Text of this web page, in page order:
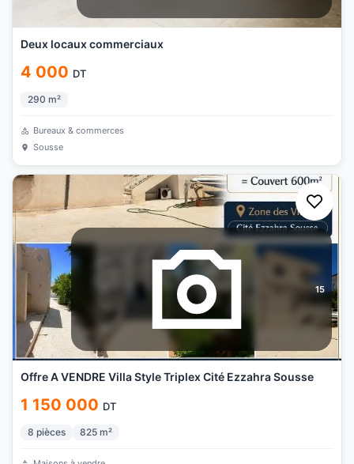
Deux locaux commerciaux
4 000 DT
290 m²
Bureaux & commerces
Sousse
15
Offre A VENDRE Villa Style Triplex Cité Ezzahra Sousse
1 150 000 DT
8 pièces 825 m²